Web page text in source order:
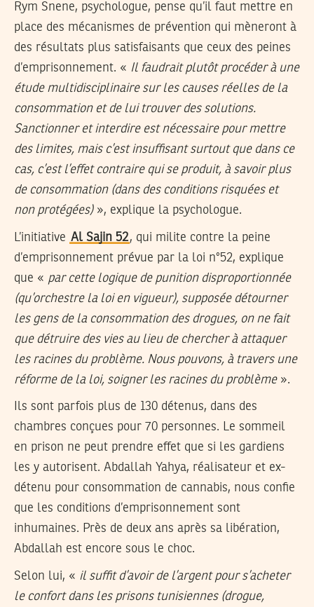
Rym Snene, psychologue, pense qu’il faut mettre en
place des mécanismes de prévention qui mèneront à
des résultats plus satisfaisants que ceux des peines
d’emprisonnement. « Il faudrait plutôt procéder à une
étude multidisciplinaire sur les causes réelles de la
consommation et de lui trouver des solutions.
Sanctionner et interdire est nécessaire pour mettre
des limites, mais c’est insuffisant surtout que dans ce
cas, c’est l’effet contraire qui se produit, à savoir plus
de consommation (dans des conditions risquées et
non protégées)», explique la psychologue.
L’initiative Al Sajin 52, qui milite contre la peine
d’emprisonnement prévue par la loi n°52, explique
que « par cette logique de punition disproportionnée
(qu’orchestre la loi en vigueur), supposée détourner
les gens de la consommation des drogues, on ne fait
que détruire des vies au lieu de chercher à attaquer
les racines du problème. Nous pouvons, à travers une
réforme de la loi, soigner les racines du problème».
Ils sont parfois plus de 130 détenus, dans des
chambres conçues pour 70 personnes. Le sommeil
en prison ne peut prendre effet que si les gardiens
les y autorisent. Abdallah Yahya, réalisateur et ex-
détenu pour consommation de cannabis, nous confie
que les conditions d’emprisonnement sont
inhumaines. Près de deux ans après sa libération,
Abdallah est encore sous le choc.
Selon lui, « il suffit d’avoir de l’argent pour s’acheter
le confort dans les prisons tunisiennes (drogue,